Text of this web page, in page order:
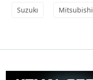
Suzukı
Mitsubishi